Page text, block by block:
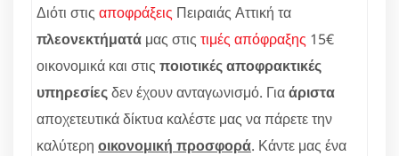
Διότι στις αποφράξεις Πειραιάς Αττική τα
πλεονεκτήματά μας στις τιμές απόφραξης 15€
οικονομικά και στις ποιοτικές αποφρακτικές
υπηρεσίεςδεν έχουν ανταγωνισμό. Γιαάριστα
αποχετευτικά δίκτυα καλέστε μας να πάρετε την
καλύτερη οικονομική προσφορά. Κάντε μας ένα